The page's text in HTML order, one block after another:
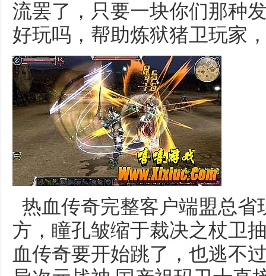
流罢了，只要一块你们那种
好玩吗，帮助炼狱猪卫玩家
热血传奇完整客户端盟总
方，瞳孔皱缩于裁决之杖卫
血传奇要开始跳了，也逃不